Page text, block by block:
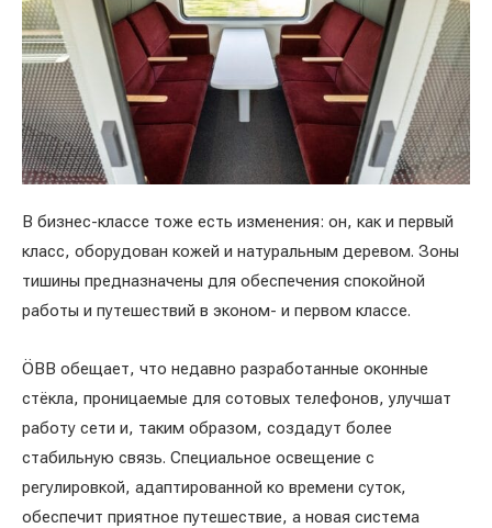
В бизнес-классе тоже есть изменения: он, как и первый
класс, оборудован кожей и натуральным деревом. Зоны
тишины предназначены для обеспечения спокойной
работы и путешествий в эконом- и первом классе.
ÖBB обещает, что недавно разработанные оконные
стёкла, проницаемые для сотовых телефонов, улучшат
работу сети и, таким образом, создадут более
стабильную связь. Специальное освещение с
регулировкой, адаптированной ко времени суток,
обеспечит приятное путешествие, а новая система